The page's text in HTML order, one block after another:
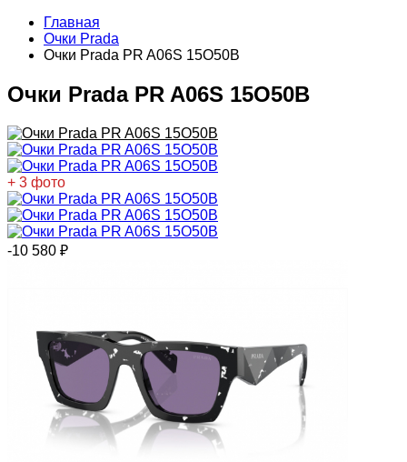
Главная
Очки Prada
Очки Prada PR A06S 15O50B
Очки Prada PR A06S 15O50B
+ 3 фото
-10 580 ₽